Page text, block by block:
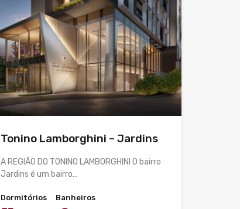
Tonino Lamborghini – Jardins
A REGIÃO DO TONINO LAMBORGHINI O bairro
Jardins é um bairro…
Dormitórios
Banheiros